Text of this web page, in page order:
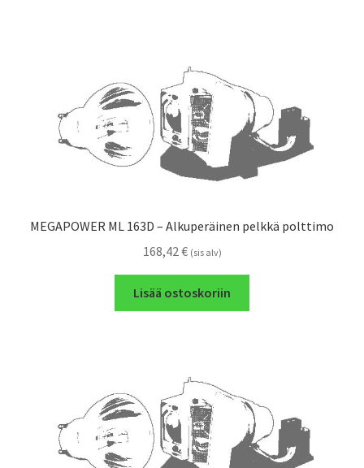
MEGAPOWER ML 163D – Alkuperäinen pelkkä polttimo
168,42 € (sis alv)
Lisää ostoskoriin